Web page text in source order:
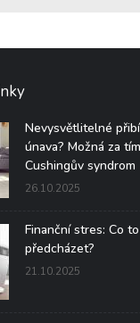
Nevysvětlitelné
únava? Možná za
Cushingův syndrom
26.10.2025
Finanční stres: Co
předcházet?
21.10.2025